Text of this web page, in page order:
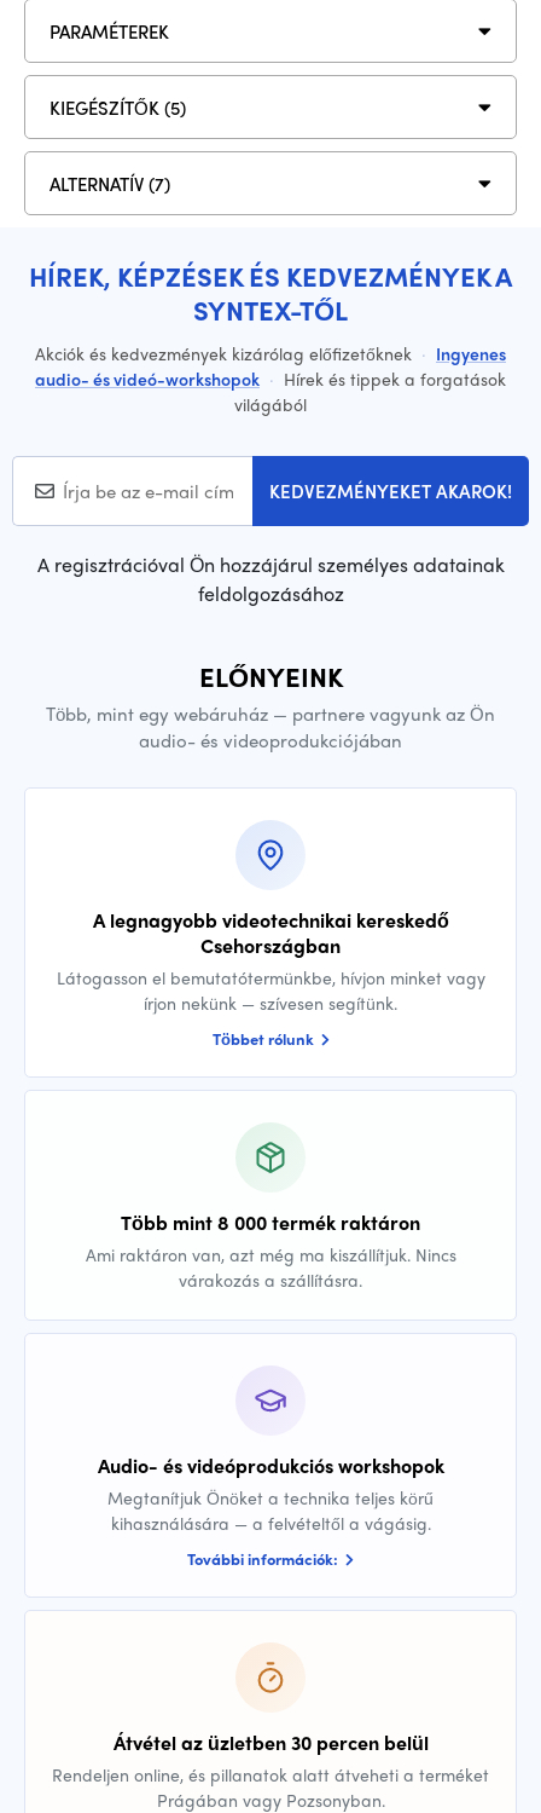
PARAMÉTEREK
KIEGÉSZÍTŐK (5)
ALTERNATÍV (7)
HÍREK, KÉPZÉSEK ÉS KEDVEZMÉNYEK A
SYNTEX-TŐL
Akciók és kedvezmények kizárólag előfizetőknek · Ingyenes
audio- és videó-workshopok · Hírek és tippek a forgatások
világából
KEDVEZMÉNYEKET AKAROK!
A regisztrációval Ön hozzájárul személyes adatainak
feldolgozásához
ELŐNYEINK
Több, mint egy webáruház — partnere vagyunk az Ön
audio- és videoprodukciójában
A legnagyobb videotechnikai kereskedő
Csehországban
Látogasson el bemutatótermünkbe, hívjon minket vagy
írjon nekünk — szívesen segítünk.
Többet rólunk
Több mint 8 000 termék raktáron
Ami raktáron van, azt még ma kiszállítjuk. Nincs
várakozás a szállításra.
Audio- és videóprodukciós workshopok
Megtanítjuk Önöket a technika teljes körű
kihasználására — a felvételtől a vágásig.
További információk:
Átvétel az üzletben 30 percen belül
Rendeljen online, és pillanatok alatt átveheti a terméket
Prágában vagy Pozsonyban.